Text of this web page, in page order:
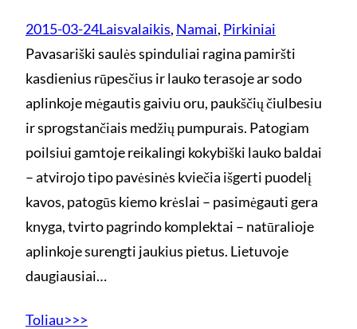
2015-03-24Laisvalaikis, Namai, Pirkiniai
Pavasariški saulės spinduliai ragina pamiršti
kasdienius rūpesčius ir lauko terasoje ar sodo
aplinkoje mėgautis gaiviu oru, paukščių čiulbesiu
ir sprogstančiais medžių pumpurais. Patogiam
poilsiui gamtoje reikalingi kokybiški lauko baldai
– atvirojo tipo pavėsinės kviečia išgerti puodelį
kavos, patogūs kiemo krėslai – pasimėgauti gera
knyga, tvirto pagrindo komplektai – natūralioje
aplinkoje surengti jaukius pietus. Lietuvoje
daugiausiai…
Toliau>>>